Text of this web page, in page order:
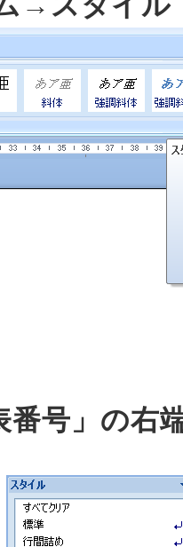
番号」の右